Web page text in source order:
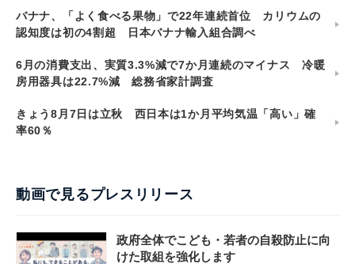
バナナ、「よく食べる果物」で22年連続首位 カリウムの
認知度は初の4割超 日本バナナ輸入組合調べ
6月の消費支出、実質3.3%減で7か月連続のマイナス 冷暖
房用器具は22.7%減 総務省家計調査
きょう8月7日は立秋 西日本は1か月平均気温「高い」確
率60％
動画で見るプレスリリース
政府全体でこども・若者の自殺防止に向
けた取組を強化します